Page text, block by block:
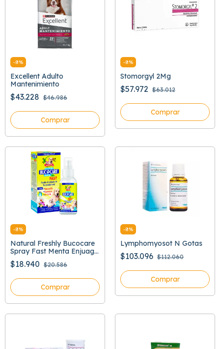
-8%
Excellent Adulto
Mantenimiento
$43.228 $46.986
Comprar
-8%
Stomorgyl 2Mg
$57.972 $63.012
Comprar
-8%
Natural Freshly Bucocare
Spray Fast Menta Enjuage
Bucal
$18.940 $20.586
Comprar
-8%
Lymphomyosot N Gotas
$103.096 $112.060
Comprar